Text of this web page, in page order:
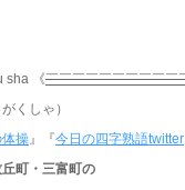
sha 《￣￣￣￣￣￣￣￣￣￣
がくしゃ）
操』『今日の四字熟語twitter
町・三富町の